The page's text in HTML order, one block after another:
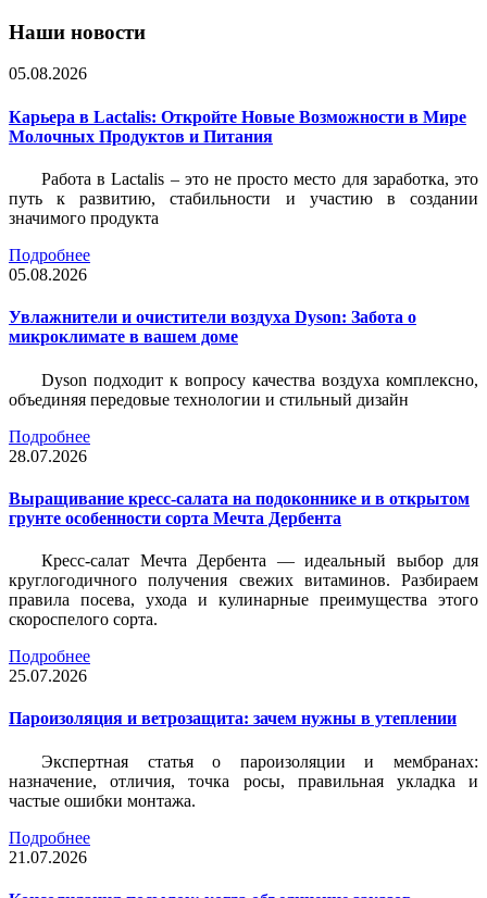
Наши новости
05.08.2026
Карьера в Lactalis: Откройте Новые Возможности в Мире
Молочных Продуктов и Питания
Работа в Lactalis – это не просто место для заработка, это
путь к развитию, стабильности и участию в создании
значимого продукта
Подробнее
05.08.2026
Увлажнители и очистители воздуха Dyson: Забота о
микроклимате в вашем доме
Dyson подходит к вопросу качества воздуха комплексно,
объединяя передовые технологии и стильный дизайн
Подробнее
28.07.2026
Выращивание кресс-салата на подоконнике и в открытом
грунте особенности сорта Мечта Дербента
Кресс-салат Мечта Дербента — идеальный выбор для
круглогодичного получения свежих витаминов. Разбираем
правила посева, ухода и кулинарные преимущества этого
скороспелого сорта.
Подробнее
25.07.2026
Пароизоляция и ветрозащита: зачем нужны в утеплении
Экспертная статья о пароизоляции и мембранах:
назначение, отличия, точка росы, правильная укладка и
частые ошибки монтажа.
Подробнее
21.07.2026